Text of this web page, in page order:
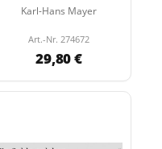
Karl-Hans Mayer
Art.-Nr. 274672
29,80 €